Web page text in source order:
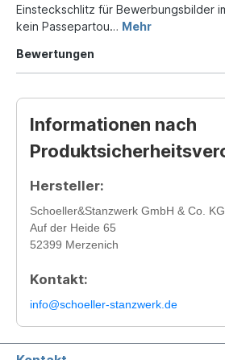
Einsteckschlitz für Bewerbungsbilder
kein Passepartou… Mehr
Bewertungen
Informationen nach
Hersteller:
Schoeller&Stanzwerk GmbH & Co. KG
Auf der Heide 65
52399 Merzenich
Kontakt:
info@schoeller-stanzwerk.de